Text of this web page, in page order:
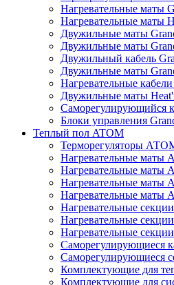
Нагревательные маты
Нагревательные маты
Двужильные маты
Двужильные маты
Двужильный кабель
Двужильные маты
Нагревательные
Двужильные маты
Саморегулирующийся
Блоки управления
Теплый пол ATOM
Терморегуляторы
Нагревательные маты
Нагревательные маты
Нагревательные маты
Нагревательные маты
Нагревательные
Нагревательные
Нагревательные
Саморегулирующиеся
Саморегулирующиеся
Комплектующие для
Комплектующие для